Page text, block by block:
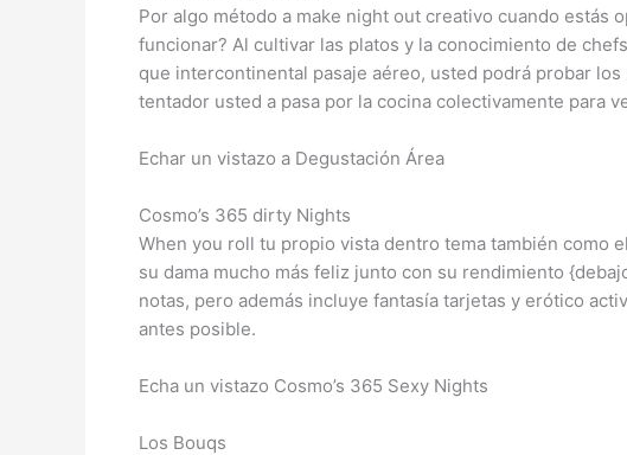
Por algo método a make night out creativo cuando estás
funcionar? Al cultivar las platos y la conocimiento de
que intercontinental pasaje aéreo, usted podrá probar
tentador usted a pasa por la cocina colectivamente para
Echar un vistazo a Degustación Área
Cosmo’s 365 dirty Nights
When you roll tu propio vista dentro tema también como
su dama mucho más feliz junto con su rendimiento
notas, pero además incluye fantasía tarjetas y erótico
antes posible.
Echa un vistazo Cosmo’s 365 Sexy Nights
Los Bouqs